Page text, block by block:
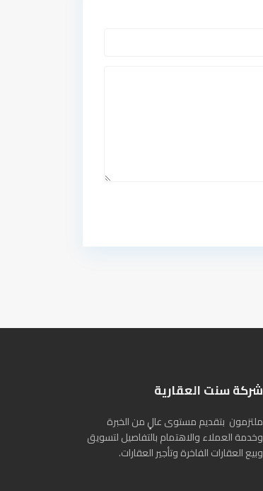
شركة سنت العقارية
ملتزمون بتقديم مستوى عالٍ من الخبرة
وخدمة العملاء والاهتمام بالتفاصيل لتسويق
وبيع العقارات الفاخرة وتأجير العقارات.